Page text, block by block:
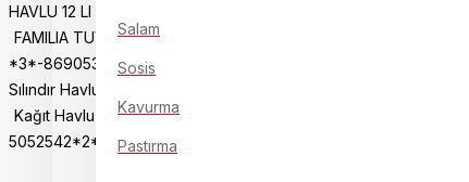
Salam
Sosis
Kavurma
Pastırma
HAVLU 12 LI *2*-8690536011148
FAMILIA TUV.KAG.16 LI NATURAL
*3*-8690536026142
Sılındır Havlu-8682560441046
Kağıt Havlu
PAPIA HAVLU 12 LI
5052542*2*-8690536011001